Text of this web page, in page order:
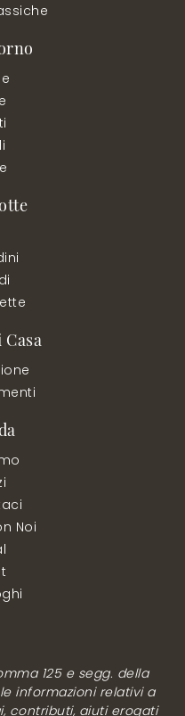
Noi
125 e segg. della
informazioni relativi a
contributi, aiuti erogati